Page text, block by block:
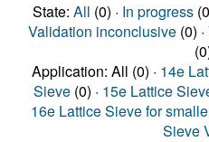
State: All (0) · In progress
Validation inconclusive(0) ·
Application: All (0) · 14e
Sieve (0) · 15e Lattice
16e Lattice Sieve for
Sieve